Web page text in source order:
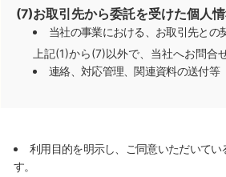
(7)お取引先から委託を受けた個人
当社の事業における、お取引先との
上記(1)から(7)以外で、当社へお問合
連絡、対応管理、関連資料の送付等
利用目的を明示し、ご同意いただいて
す。